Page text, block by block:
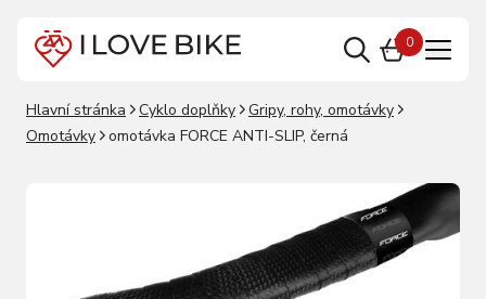
0
Hlavní stránka Cyklo doplňky
Gripy, rohy, omotávky
Omotávky
omotávka FORCE ANTI-SLIP, černá